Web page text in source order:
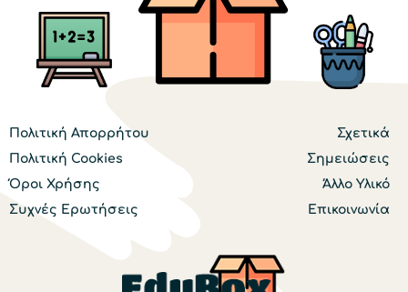
Πολιτική Απορρήτου
Πολιτική Cookies
Όροι Χρήσης
Συχνές Ερωτήσεις
Σχετικά
Σημειώσεις
Άλλο Υλικό
Επικοινωνία